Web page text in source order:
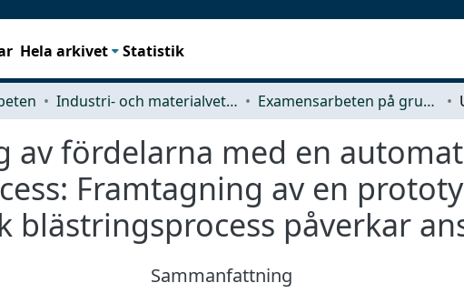
Hela arkivet Statistik
Industri- och materialvetenskap (IMS) Examensarbeten på grundnivå
av fördelarna med en
Framtagning av en
blästringsprocess påverkar
Sammanfattning